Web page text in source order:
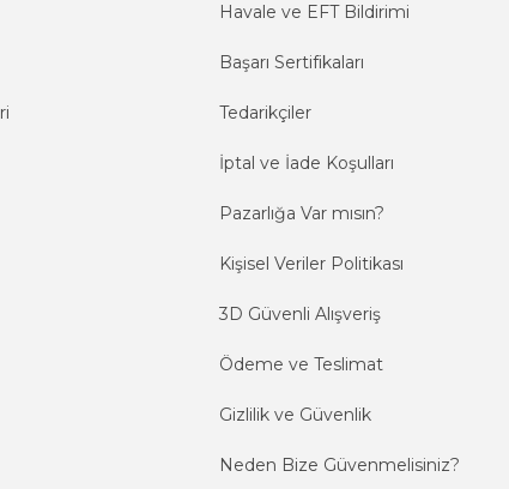
Havale ve EFT Bildirimi
Başarı Sertifikaları
Tedarikçiler
İptal ve İade Koşulları
Pazarlığa Var mısın?
Kişisel Veriler Politikası
3D Güvenli Alışveriş
Ödeme ve Teslimat
Gizlilik ve Güvenlik
Neden Bize Güvenmelisiniz?